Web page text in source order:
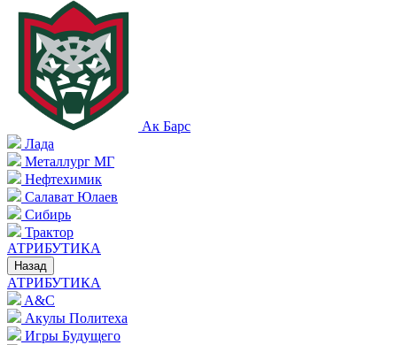
Ак Барс
Лада
Металлург МГ
Нефтехимик
Салават Юлаев
Сибирь
Трактор
АТРИБУТИКА
Назад
АТРИБУТИКА
A&C
Акулы Политеха
Игры Будущего